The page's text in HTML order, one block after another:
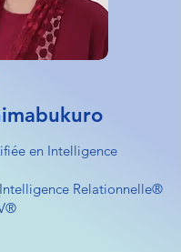
en Intelligence
Relationnelle®